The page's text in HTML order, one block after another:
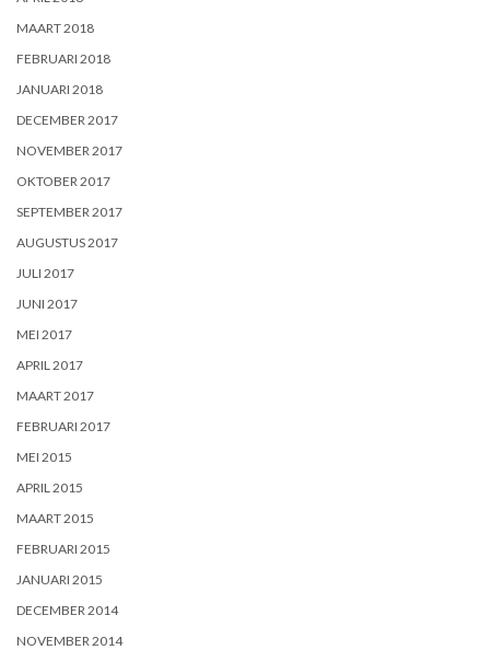
MAART 2018
FEBRUARI 2018
JANUARI 2018
DECEMBER 2017
NOVEMBER 2017
OKTOBER 2017
SEPTEMBER 2017
AUGUSTUS 2017
JULI 2017
JUNI 2017
MEI 2017
APRIL 2017
MAART 2017
FEBRUARI 2017
MEI 2015
APRIL 2015
MAART 2015
FEBRUARI 2015
JANUARI 2015
DECEMBER 2014
NOVEMBER 2014